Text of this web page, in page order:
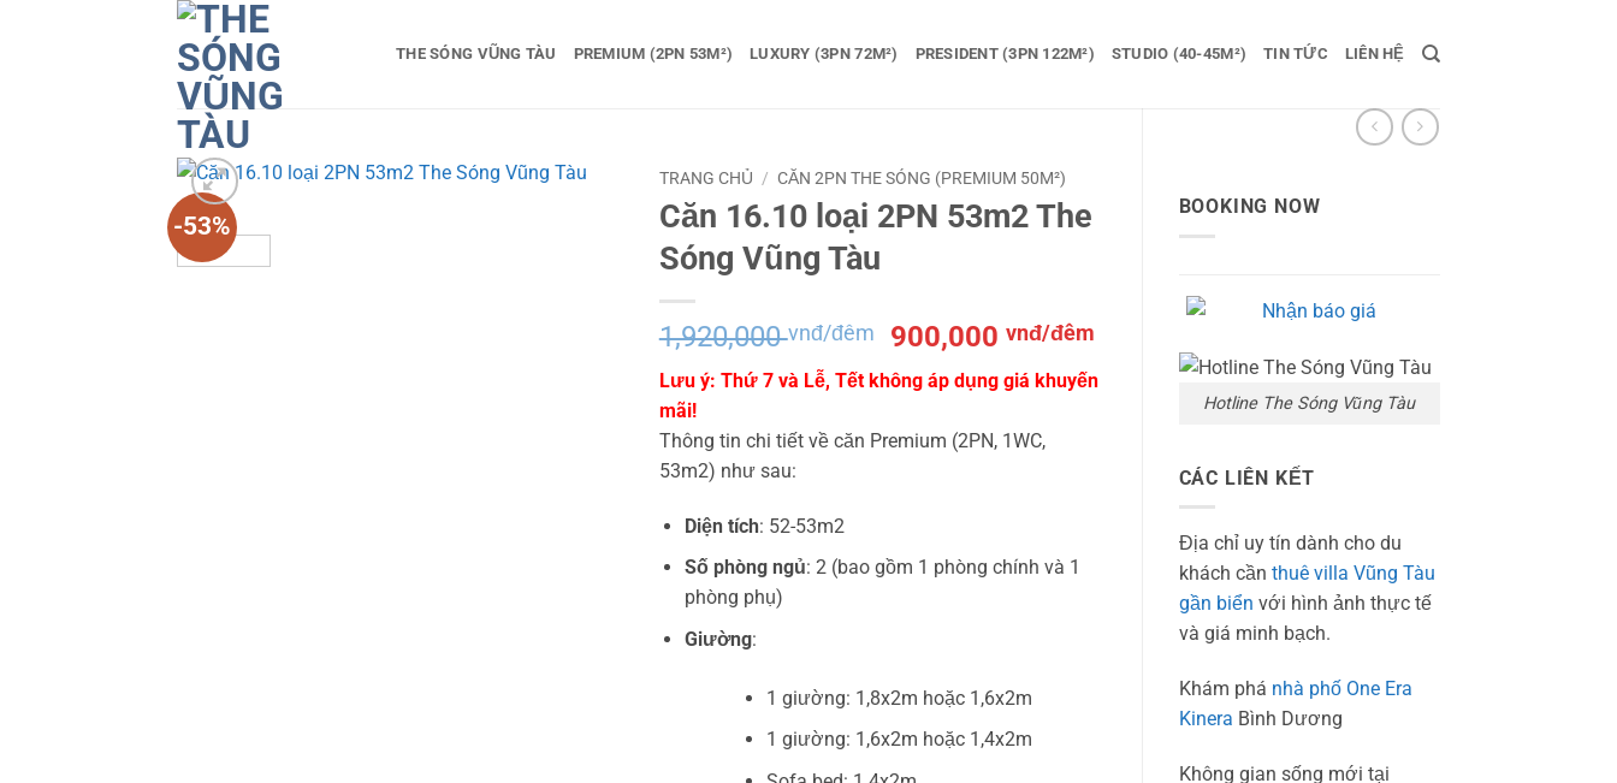
THE SÓNG VŨNG TÀU PREMIUM (2PN 53M²) LUXURY (3PN 72M²) PRESIDENT (3PN 122M²) STUDIO (40-45M²) TIN TỨC LIÊN HỆ
BOOKING NOW
Hotline The Sóng Vũng Tàu
CÁC LIÊN KẾT
Địa chỉ uy tín dành cho du
khách cần thuê villa Vũng Tàu
gần biển với hình ảnh thực tế
và giá minh bạch.
Khám phá nhà phố One Era
Kinera Bình Dương
Không gian sống mới tại
-53%
TRANG CHỦ / CĂN 2PN THE SÓNG (PREMIUM 50M²)
Căn 16.10 loại 2PN 53m2 The
Sóng Vũng Tàu
1,920,000vnđ/đêm
Giá
gốc
là:
đêm.
900,000 vnđ/đêmGiá
tại
Lưu ý: Thứ 7 và Lễ, Tết không áp dụng giá khuyến
mãi!
Thông tin chi tiết về căn Premium (2PN, 1WC,
53m2) như sau:
Diện tích: 52-53m2
Số phòng ngủ: 2 (bao gồm 1 phòng chính và 1
phòng phụ)
Giường:
1 giường: 1,8x2m hoặc 1,6x2m
1 giường: 1,6x2m hoặc 1,4x2m